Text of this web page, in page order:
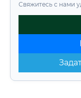
Свяжитесь с нами